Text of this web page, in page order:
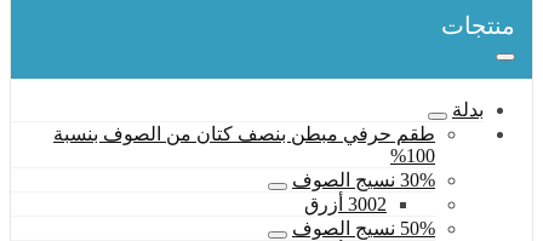
منتجات
بدلة
طقم حرفي مبطن بنصف كتان من الصوف بنسبة
100%
30% نسيج الصوف
3002 أزرق
50% نسيج الصوف